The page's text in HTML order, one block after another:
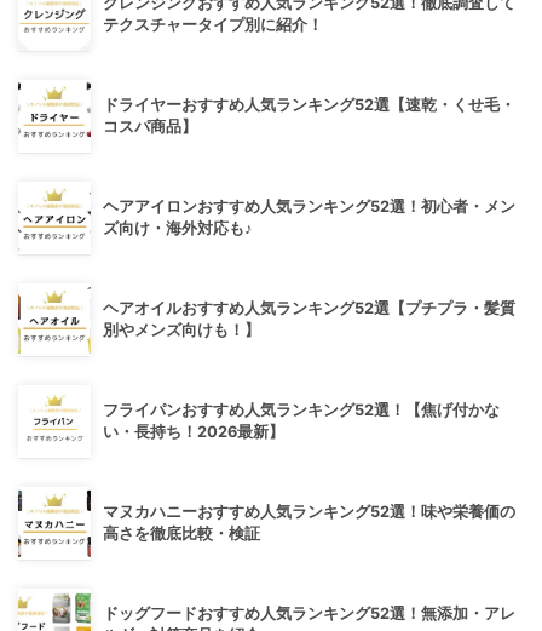
テクスチャータイプ別に紹介！
ドライヤーおすすめ人気ランキング52選【速乾・くせ毛・
コスパ商品】
ヘアアイロンおすすめ人気ランキング52選！初心者・メン
ズ向け・海外対応も♪
ヘアオイルおすすめ人気ランキング52選【プチプラ・髪質
別やメンズ向けも！】
フライパンおすすめ人気ランキング52選！【焦げ付かな
い・長持ち！2026最新】
マヌカハニーおすすめ人気ランキング52選！味や栄養価の
高さを徹底比較・検証
ドッグフードおすすめ人気ランキング52選！無添加・アレ